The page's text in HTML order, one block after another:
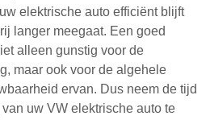
elektrische auto efficiënt blijft
langer meegaat. Een goed
alleen gunstig voor de
maar ook voor de algehele
ervan. Dus neem de tijd
uw VW elektrische auto te